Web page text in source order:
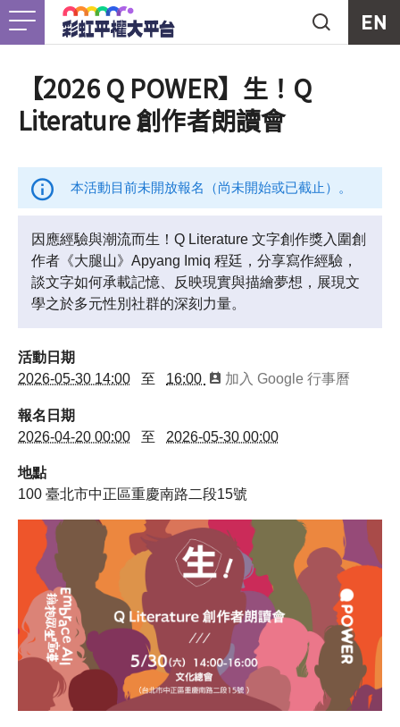
首頁
關於我們
最新消息
工作計畫
未竟之事
友善資源
支持我們
演講邀約
Jump to Main content
【2026 Q POWER】生！Q
Literature 創作者朗讀會
本活動目前未開放報名（尚未開始或已截止）。
因應經驗與潮流而生！Q Literature 文字創作獎入圍創
作者《大腿山》Apyang Imiq 程廷，分享寫作經驗，
談文字如何承載記憶、反映現實與描繪夢想，展現文
學之於多元性別社群的深刻力量。
活動日期
2026-05-30 14:00 至 16:00 加入 Google 行事曆
報名日期
2026-04-20 00:00 至 2026-05-30 00:00
地點
100 臺北市中正區重慶南路二段15號